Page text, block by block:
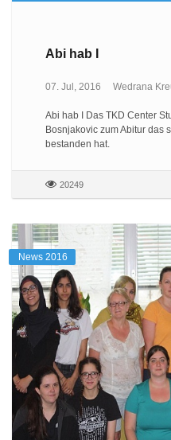
Abi hab I
07. Jul, 2016 Wedrana
Abi hab I Das TKD Center
Bosnjakovic zum Abitur das
bestanden hat.
20249
News 2016